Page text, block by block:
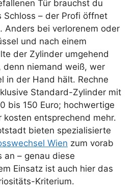
Tür brauchst du
Schloss – der Profi öffnet
Anders bei verlorenem oder
und nach einem
der Zylinder umgehend
denn niemand weiß, wer
in der Hand hält. Rechne
Standard-Zylinder mit
bis 150 Euro; hochwertige
kosten entsprechend mehr.
bieten spezialisierte
Wien zum vorab
an – genau diese
Einsatz ist auch hier das
Kriterium.